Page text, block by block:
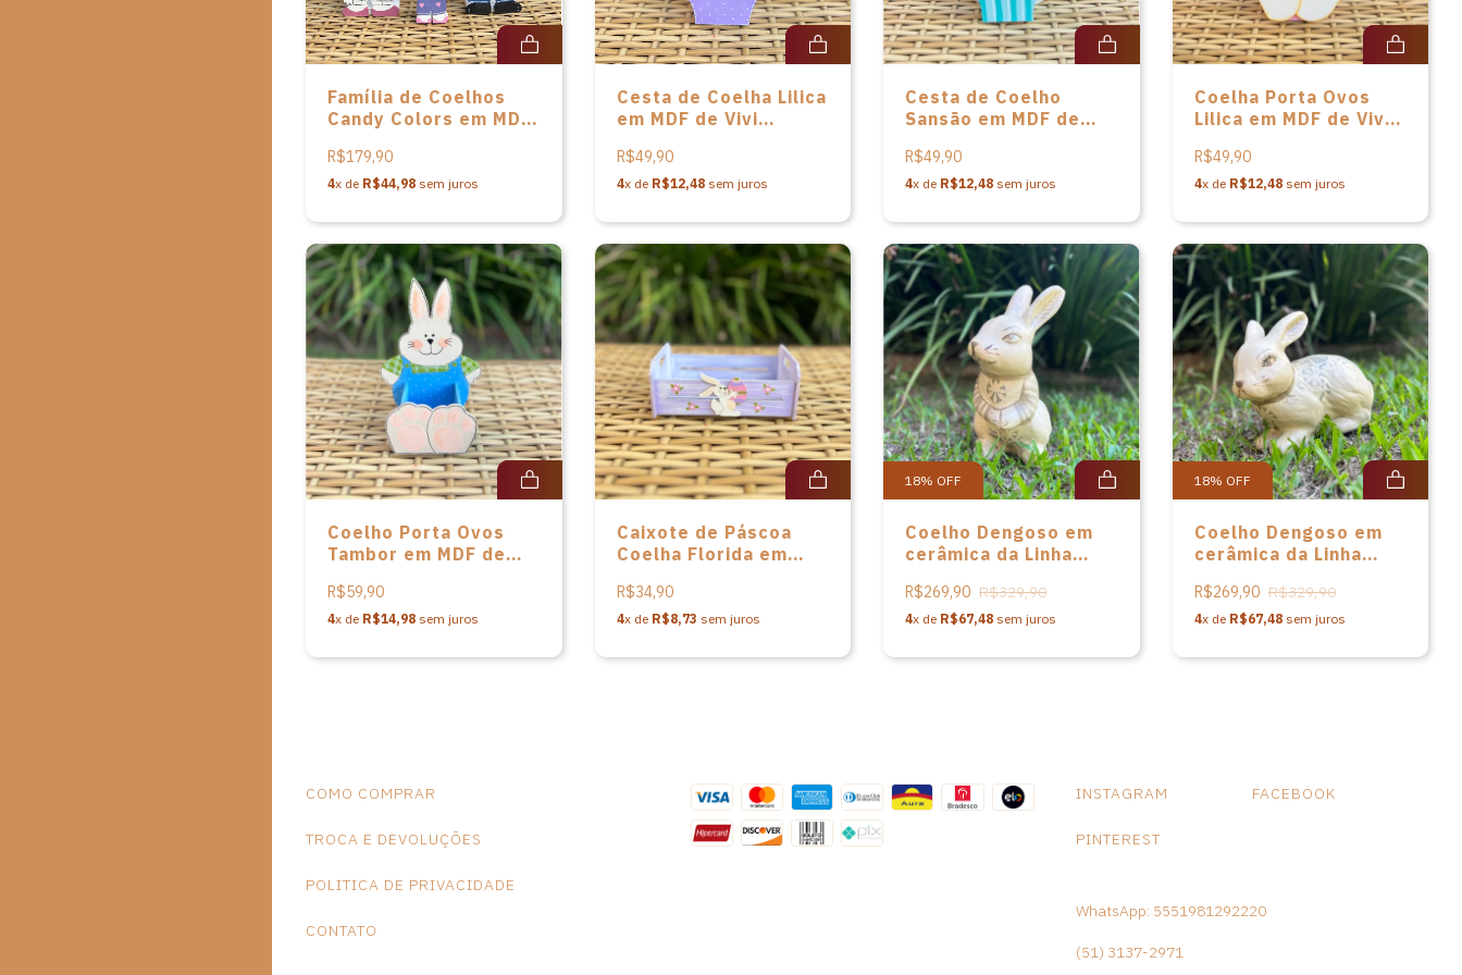
Família de Coelhos
Candy Colors em MDF
R$179,90
4x de R$44,98 sem juros
Cesta de Coelha Lilica
em MDF de Vivi
R$49,90
4x de R$12,48sem juros
Cesta de Coelho
Sansão em MDF de
R$49,90
4x de R$12,48 sem juros
Coelha Porta Ovos
Lilica em MDF de Vivi
R$49,90
4x de R$12,48sem juros
Coelho Porta Ovos
Tambor em MDF de
R$59,90
4x de R$14,98 sem juros
Caixote de Páscoa
Coelha Florida em
Madeirinhas
R$34,90
4x de R$8,73 sem juros
18% OFF
Coelho Dengoso em
cerâmica da Linha
Formas
R$269,90 R$329,90
4x de R$67,48 sem juros
18% OFF
Coelho Dengoso em
cerâmica da Linha
Formas
R$269,90 R$329,90
4x de R$67,48sem juros
COMO COMPRAR
TROCA E DEVOLUÇÕES
POLITICA DE PRIVACIDADE
CONTATO
INSTAGRAM FACEBOOK
PINTEREST
WhatsApp: 5551981292220
(51) 3137-2971